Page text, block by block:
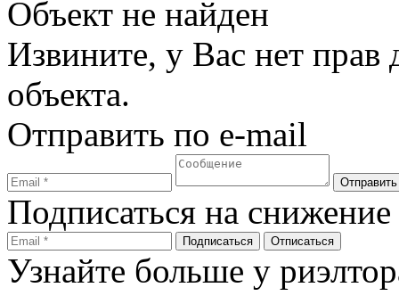
Объект не найден
Извините, у Вас нет прав
объекта.
Отправить по e-mail
Подписаться на
Узнайте больше у